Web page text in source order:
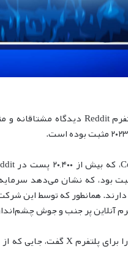
بود، که نشان می‌دهد
دارند. همانطور که توسط این
آنلاین پر جنب و جوش